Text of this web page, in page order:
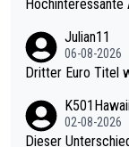
Hochinteressante
Julian11
06-08-2026
Dritter Euro Titel
02-08-2026
Dieser Unterschied im